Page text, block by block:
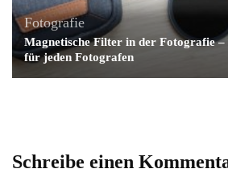
Fotografie
Magnetische Filter in der Fotografie –
für jeden Fotografen
Schreibe einen